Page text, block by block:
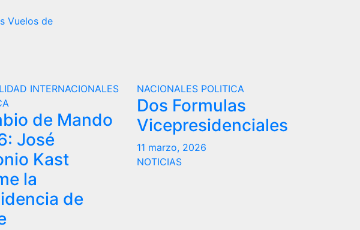
Vuelos de
INTERNACIONALES
de Mando
José
Kast
la
de
NACIONALES POLITICA
Dos Formulas
Vicepresidenciales
11 marzo, 2026
NOTICIAS